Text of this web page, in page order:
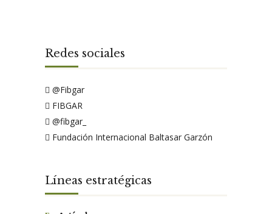
Redes sociales
@Fibgar
FIBGAR
@fibgar_
Fundación Internacional Baltasar Garzón
Líneas estratégicas